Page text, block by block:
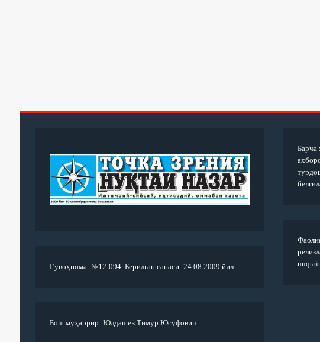
Гувоҳнома: №12-094. Берилган санаси: 24.08.2009 йил.
Бош муҳаррир: Юлдашев Тимур Юсуфович.
Барча